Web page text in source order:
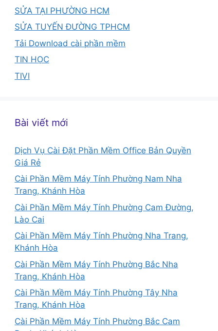
SỬA TẠI PHƯỜNG HCM
SỬA TUYẾN ĐƯỜNG TPHCM
Tải Download cài phần mềm
TIN HỌC
TIVI
Bài viết mới
Dịch Vụ Cài Đặt Phần Mềm Office Bản Quyền
Giá Rẻ
Cài Phần Mềm Máy Tính Phường Nam Nha
Trang, Khánh Hòa
Cài Phần Mềm Máy Tính Phường Cam Đường,
Lào Cai
Cài Phần Mềm Máy Tính Phường Nha Trang,
Khánh Hòa
Cài Phần Mềm Máy Tính Phường Bắc Nha
Trang, Khánh Hòa
Cài Phần Mềm Máy Tính Phường Tây Nha
Trang, Khánh Hòa
Cài Phần Mềm Máy Tính Phường Bắc Cam